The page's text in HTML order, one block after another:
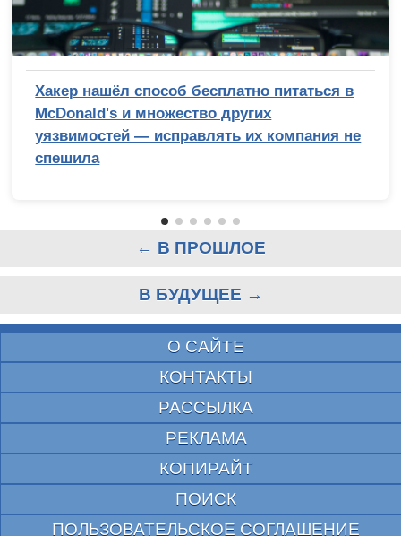
Хакер нашёл способ бесплатно питаться в
McDonald's и множество других
уязвимостей — исправлять их компания не
спешила
← В ПРОШЛОЕ
В БУДУЩЕЕ →
О САЙТЕ
КОНТАКТЫ
РАССЫЛКА
РЕКЛАМА
КОПИРАЙТ
ПОИСК
ПОЛЬЗОВАТЕЛЬСКОЕ СОГЛАШЕНИЕ